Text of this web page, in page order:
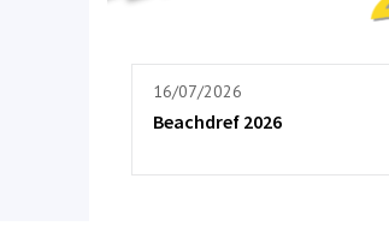
16/07/2026
Beachdref 2026